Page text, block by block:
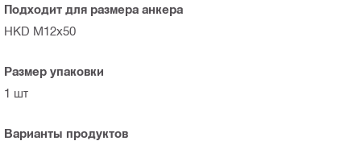
Подходит для размера анкера
HKD M12x50
Размер упаковки
1 шт
Варианты продуктов